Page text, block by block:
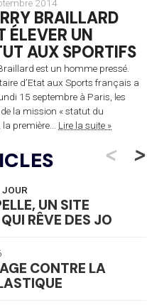
2014
BRAILLARD
ÉLEVER UN
AUX SPORTIFS
est un homme pressé.
d’Etat aux Sports français a
15 septembre à Paris, les
la mission « statut du
première... Lire la suite »
<
JOUR
UN SITE
RÊVE DES JO
CONTRE LA
>